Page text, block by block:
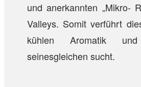
und anerkannten „Mikro-
Valleys. Somit verführt
kühlen Aromatik
seinesgleichen sucht.